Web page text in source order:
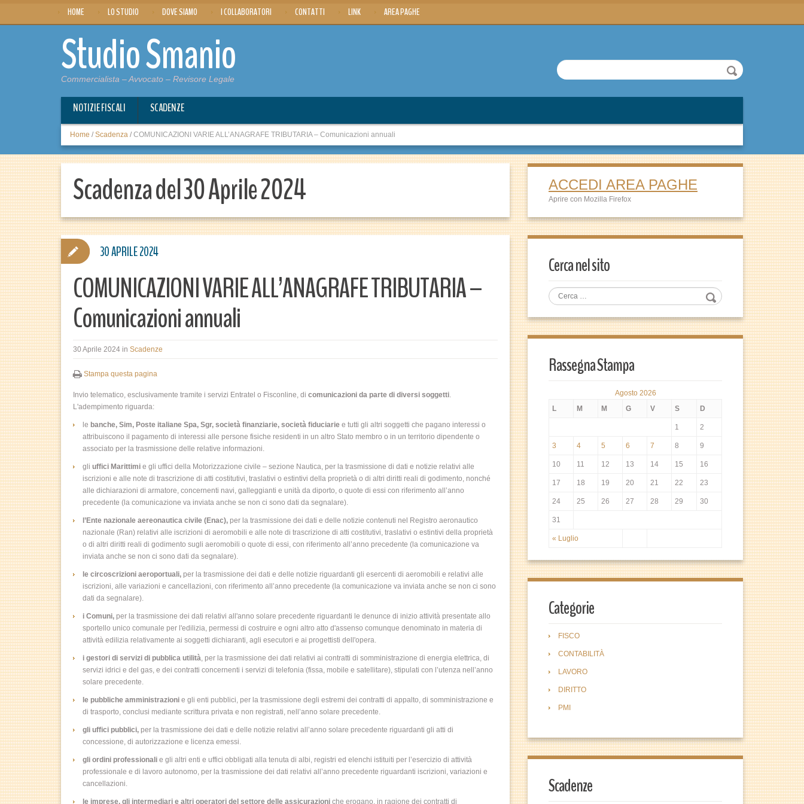
HOME LO STUDIO DOVE SIAMO I COLLABORATORI CONTATTI LINK AREA PAGHE
Studio Smanio
Commercialista – Avvocato – Revisore Legale
NOTIZIE FISCALI SCADENZE
Home / Scadenza / COMUNICAZIONI VARIE ALL’ANAGRAFE TRIBUTARIA – Comunicazioni annuali
Scadenza del 30 Aprile 2024
COMUNICAZIONI VARIE ALL’ANAGRAFE TRIBUTARIA –
Comunicazioni annuali
30 Aprile 2024 in Scadenze
Stampa questa pagina
Invio telematico, esclusivamente tramite i servizi Entratel o Fisconline, di comunicazioni da parte di diversi soggetti.
L'adempimento riguarda:
le banche, Sim, Poste italiane Spa, Sgr, società finanziarie, società fiduciarie e tutti gli altri soggetti che pagano interessi o
attribuiscono il pagamento di interessi alle persone fisiche residenti in un altro Stato membro o in un territorio dipendente o
associato per la trasmissione delle relative informazioni.
gli uffici Marittimi e gli uffici della Motorizzazione civile – sezione Nautica, per la trasmissione di dati e notizie relativi alle
iscrizioni e alle note di trascrizione di atti costitutivi, traslativi o estintivi della proprietà o di altri diritti reali di godimento, nonché
alle dichiarazioni di armatore, concernenti navi, galleggianti e unità da diporto, o quote di essi con riferimento all’anno
precedente (la comunicazione va inviata anche se non ci sono dati da segnalare).
l’Ente nazionale aereonautica civile (Enac), per la trasmissione dei dati e delle notizie contenuti nel Registro aeronautico
nazionale (Ran) relativi alle iscrizioni di aeromobili e alle note di trascrizione di atti costitutivi, traslativi o estintivi della proprietà
o di altri diritti reali di godimento sugli aeromobili o quote di essi, con riferimento all’anno precedente (la comunicazione va
inviata anche se non ci sono dati da segnalare).
le circoscrizioni aeroportuali, per la trasmissione dei dati e delle notizie riguardanti gli esercenti di aeromobili e relativi alle
iscrizioni, alle variazioni e cancellazioni, con riferimento all’anno precedente (la comunicazione va inviata anche se non ci sono
dati da segnalare).
i Comuni, per la trasmissione dei dati relativi all'anno solare precedente riguardanti le denunce di inizio attività presentate allo
sportello unico comunale per l'edilizia, permessi di costruire e ogni altro atto d'assenso comunque denominato in materia di
attività edilizia relativamente ai soggetti dichiaranti, agli esecutori e ai progettisti dell'opera.
i gestori di servizi di pubblica utilità, per la trasmissione dei dati relativi ai contratti di somministrazione di energia elettrica, di
servizi idrici e del gas, e dei contratti concernenti i servizi di telefonia (fissa, mobile e satellitare), stipulati con l’utenza nell’anno
solare precedente.
le pubbliche amministrazioni e gli enti pubblici, per la trasmissione degli estremi dei contratti di appalto, di somministrazione e
di trasporto, conclusi mediante scrittura privata e non registrati, nell’anno solare precedente.
gli uffici pubblici, per la trasmissione dei dati e delle notizie relativi all’anno solare precedente riguardanti gli atti di
concessione, di autorizzazione e licenza emessi.
gli ordini professionali e gli altri enti e uffici obbligati alla tenuta di albi, registri ed elenchi istituiti per l’esercizio di attività
professionale e di lavoro autonomo, per la trasmissione dei dati relativi all’anno precedente riguardanti iscrizioni, variazioni e
cancellazioni.
le imprese, gli intermediari e altri operatori del settore delle assicurazioni che erogano, in ragione dei contratti di
30 APRILE 2024
ACCEDI AREA PAGHE
Aprire con Mozilla Firefox
Cerca nel sito
Rassegna Stampa
Agosto 2026
L
M M G V S D
« Luglio
1 2
3 4 5 6 7 8 9
10 11 12 13 14 15 16
17 18 19 20 21 22 23
24 25 26 27 28 29 30
31
Categorie
FISCO
CONTABILITÀ
LAVORO
DIRITTO
PMI
Scadenze